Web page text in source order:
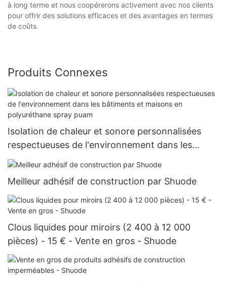
à long terme et nous coopérerons activement avec nos clients
pour offrir des solutions efficaces et des avantages en termes
de coûts.
Produits Connexes
Isolation de chaleur et sonore personnalisées
respectueuses de l'environnement dans les
bâtiments et maisons en polyuréthane spray
Meilleur adhésif de construction par Shuode
Clous liquides pour miroirs (2 400 à 12 000
pièces) - 15 € - Vente en gros - Shuode